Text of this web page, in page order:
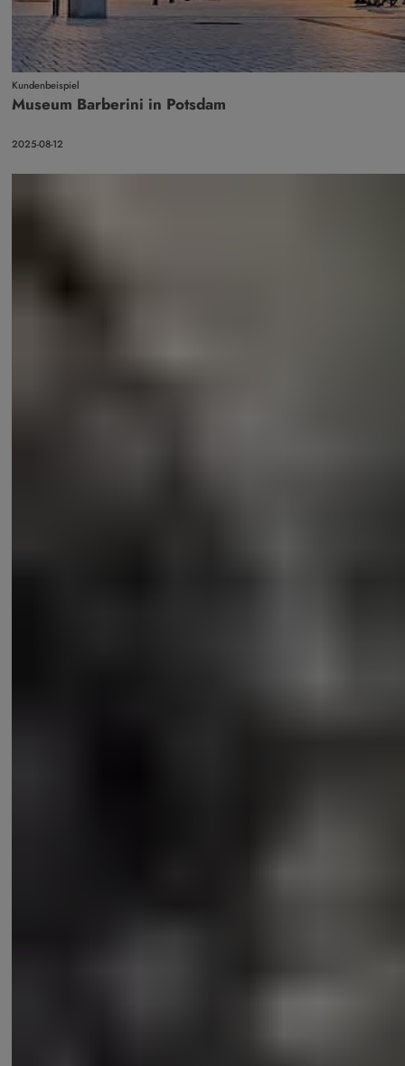
Kundenbeispiel
Museum Barberini in Potsdam
2025-08-12